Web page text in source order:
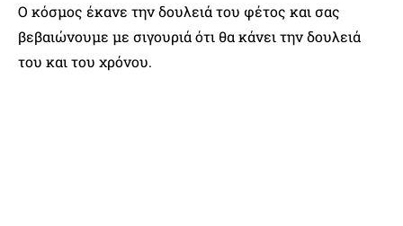
Ο κόσμος έκανε την δουλειά του φέτος και σας
βεβαιώνουμε με σιγουριά ότι θα κάνει την δουλειά
του και του χρόνου.